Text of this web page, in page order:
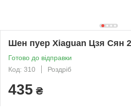
Шен пуер Xiaguan Цзя Сян
Готово до відправки
Код: 310
Роздріб
435 ₴